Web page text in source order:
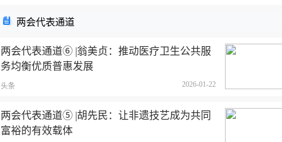
两会代表通道
两会代表通道⑥ |翁美贞：推动医疗卫生公共服
务均衡优质普惠发展
头条 2026-01-22
两会代表通道⑤ |胡先民：让非遗技艺成为共同
富裕的有效载体